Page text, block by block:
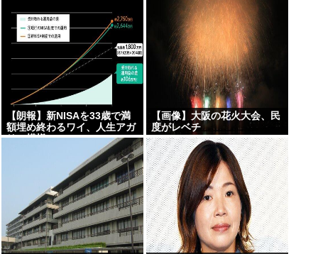
【朗報】新NISAを33歳で満
額埋め終わるワイ、人生アガ
リの模様www
【画像】大阪の花火大会、民
度がレベチ